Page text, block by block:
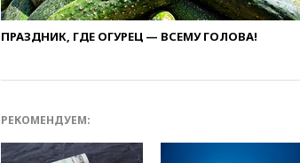
ПРАЗДНИК, ГДЕ ОГУРЕЦ — ВСЕМУ ГОЛОВА!
РЕКОМЕНДУЕМ: